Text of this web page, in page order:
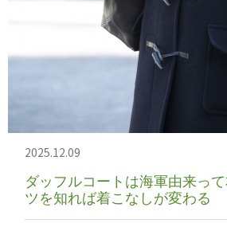
ダッフルコートは海軍由来っ
ツを知れば着こなしが変わる
2025.12.09